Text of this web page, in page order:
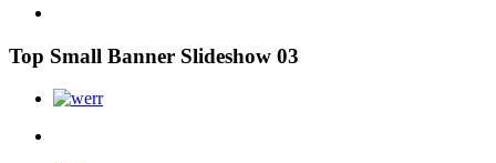
Top Small Banner Slideshow 03